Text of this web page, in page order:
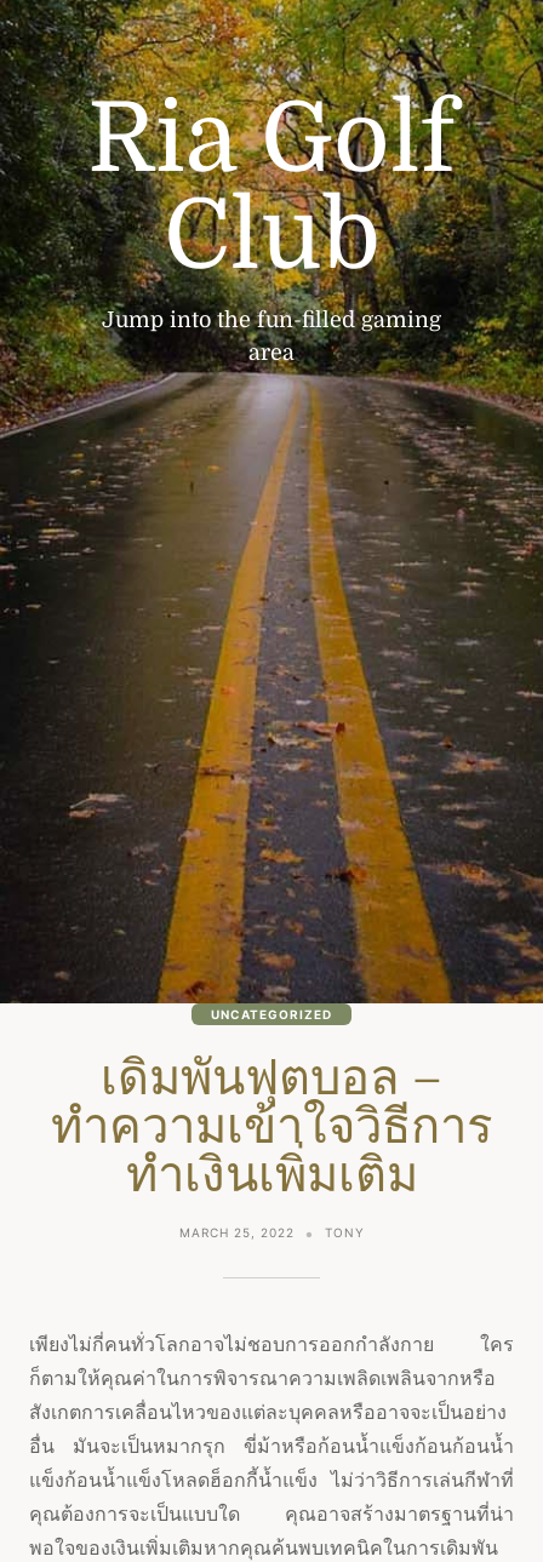
Ria Golf
Club
Jump into the fun-filled gaming
area
UNCATEGORIZED
เดิมพันฟุตบอล –
ทำความเข้าใจวิธีการ
ทำเงินเพิ่มเติม
MARCH 25, 2022 TONY
เพียงไม่กี่คนทั่วโลกอาจไม่ชอบการออกกำลังกาย ใคร
ก็ตามให้คุณค่าในการพิจารณาความเพลิดเพลินจากหรือ
สังเกตการเคลื่อนไหวของแต่ละบุคคลหรืออาจจะเป็นอย่าง
อื่น มันจะเป็นหมากรุก ขี่ม้าหรือก้อนน้ำแข็งก้อนก้อนน้ำ
แข็งก้อนน้ำแข็งโหลดฮ็อกกี้น้ำแข็ง ไม่ว่าวิธีการเล่นกีฬาที่
คุณต้องการจะเป็นแบบใด คุณอาจสร้างมาตรฐานที่น่า
พอใจของเงินเพิ่มเติมหากคุณค้นพบเทคนิคในการเดิมพัน